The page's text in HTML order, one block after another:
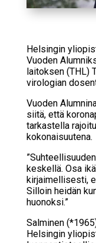
Helsingin
Vuoden
laitoksen (THL)
virologian
Vuoden
siitä, että
tarkastella
kokonaisuutena.
keskellä. Osa
kirjaimellisesti,
Silloin heidän
huonoksi.”
Salminen
Helsingin